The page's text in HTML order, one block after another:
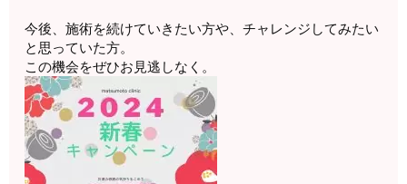
今後、施術を続けていきたい方や、チャレンジしてみたい
と思っていた方。
この機会をぜひお見逃しなく。